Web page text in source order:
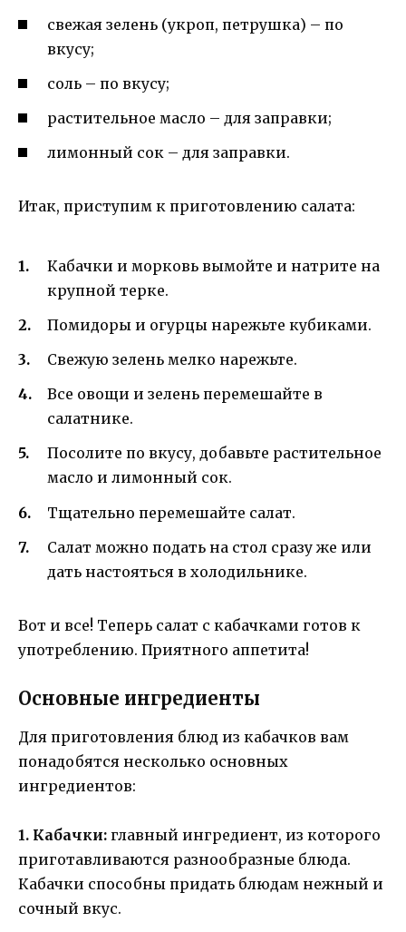
свежая зелень (укроп, петрушка) – по
вкусу;
соль – по вкусу;
растительное масло – для заправки;
лимонный сок – для заправки.
Итак, приступим к приготовлению салата:
Кабачки и морковь вымойте и натрите на
крупной терке.
Помидоры и огурцы нарежьте кубиками.
Свежую зелень мелко нарежьте.
Все овощи и зелень перемешайте в
салатнике.
Посолите по вкусу, добавьте растительное
масло и лимонный сок.
Тщательно перемешайте салат.
Салат можно подать на стол сразу же или
дать настояться в холодильнике.
Вот и все! Теперь салат с кабачками готов к
употреблению. Приятного аппетита!
Основные ингредиенты
Для приготовления блюд из кабачков вам
понадобятся несколько основных
ингредиентов:
1. Кабачки: главный ингредиент, из которого
приготавливаются разнообразные блюда.
Кабачки способны придать блюдам нежный и
сочный вкус.